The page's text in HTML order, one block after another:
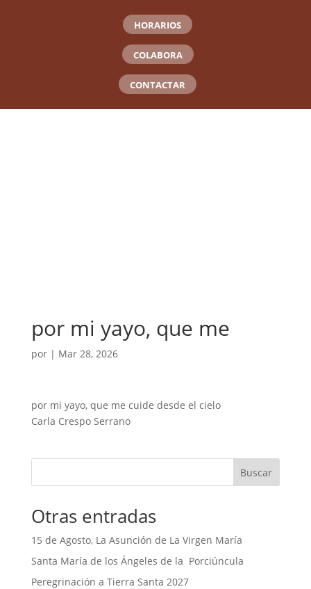
HORARIOS
COLABORA
CONTACTAR
por mi yayo, que me
por | Mar 28, 2026
por mi yayo, que me cuide desde el cielo
Carla Crespo Serrano
Buscar
Otras entradas
15 de Agosto, La Asunción de La Virgen María
Santa María de los Ángeles de la Porciúncula
Peregrinación a Tierra Santa 2027